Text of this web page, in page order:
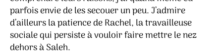
parfois envie de les secouer un peu. J’admire
d’ailleurs la patience de Rachel, la travailleuse
sociale qui persiste à vouloir faire mettre le nez
dehors à Saleh.